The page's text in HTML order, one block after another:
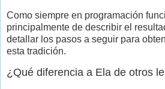
Como siempre en programación
principalmente de describir el
detallar los pasos a seguir para
esta tradición.
¿Qué diferencia a Ela de otros